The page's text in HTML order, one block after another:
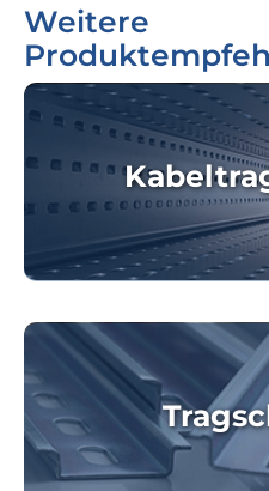
Weitere